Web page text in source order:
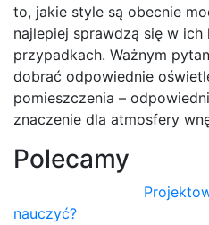
to, jakie style są obecnie
najlepiej sprawdzą się w ich
przypadkach. Ważnym
dobrać odpowiednie
pomieszczenia –
znaczenie dla atmosfery
Polecamy
nauczyć?